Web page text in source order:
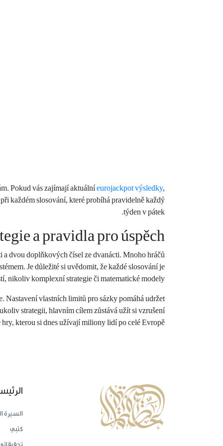
Pokud vás zajímají aktuálníeurojackpot výsledky,
každém slosování, které probíhá pravidelně každý
týden v pátek.
a pravidla pro úspěch
a dvou doplňkových čísel ze dvanácti. Mnoho hráčů
Je důležité si uvědomit, že každé slosování je
nikoliv komplexní strategie či matematické modely.
Nastavení vlastních limitů pro sázky pomáhá udržet
strategii, hlavním cílem zůstává užít si vzrušení
hry, kterou si dnes užívají miliony lidí po celé Evropě.
السيرة
كتبي